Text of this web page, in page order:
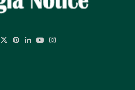
Facebook
X Pinterest
LinkedInYouTube